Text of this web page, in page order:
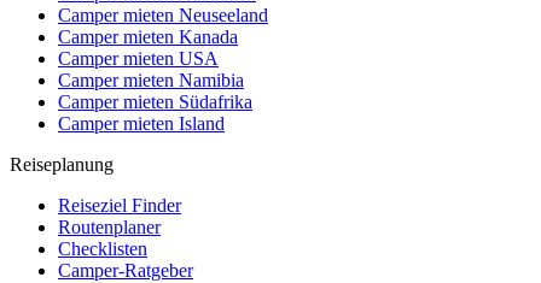
Camper mieten Neuseeland
Camper mieten Kanada
Camper mieten USA
Camper mieten Namibia
Camper mieten Südafrika
Camper mieten Island
Reiseplanung
Reiseziel Finder
Routenplaner
Checklisten
Camper-Ratgeber